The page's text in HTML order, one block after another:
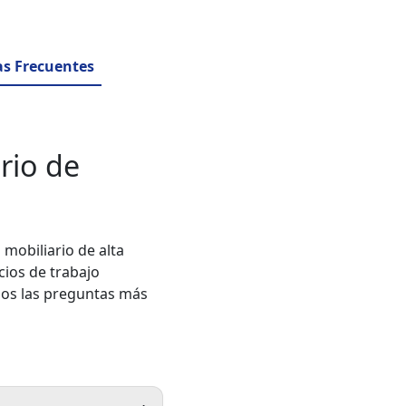
Frecuentes
de
mobiliario de alta
de trabajo
las preguntas más